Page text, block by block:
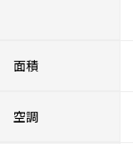
面積
空調